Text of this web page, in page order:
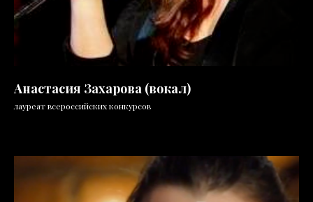
Анастасия Захарова (вокал)
лауреат всероссийских конкурсов